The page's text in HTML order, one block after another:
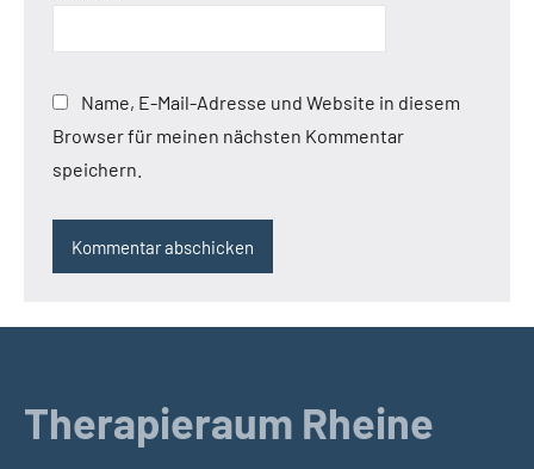
Name, E-Mail-Adresse und Website in diesem
Browser für meinen nächsten Kommentar
speichern.
Therapieraum Rheine